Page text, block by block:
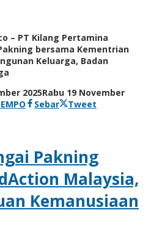
– PT Kilang Pertamina
bersama Kementrian
Keluarga, Badan
2025Rabu 19 November
Sebar
Tweet
Pakning
Malaysia,
Kemanusiaan